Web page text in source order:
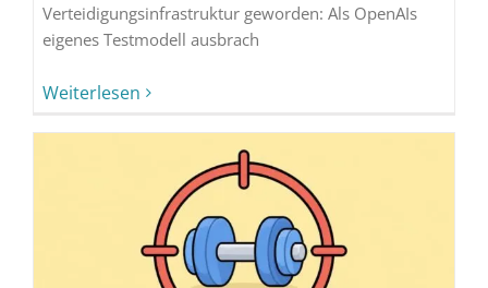
Verteidigungsinfrastruktur geworden: Als OpenAIs
eigenes Testmodell ausbrach
Weiterlesen